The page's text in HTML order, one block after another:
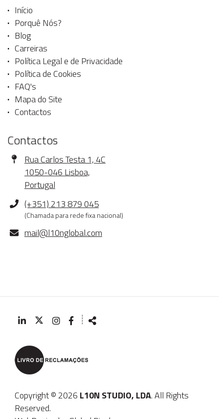
Início
Porquê Nós?
Blog
Carreiras
Política Legal e de Privacidade
Política de Cookies
FAQ's
Mapa do Site
Contactos
Contactos
Morada
Rua Carlos Testa 1, 4C
1050-046 Lisboa,
Portugal
Telefone
(+351) 213 879 045
(Chamada para rede fixa nacional)
E-
mail@l10nglobal.com
Siga-
┊
Partilhar
Rede
Copyright © 2026 L10N STUDIO, LDA. All Rights
Reserved.